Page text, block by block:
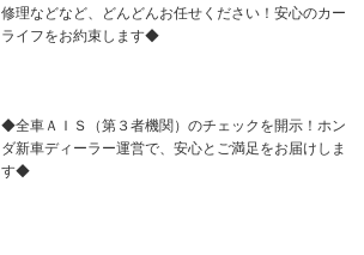
修理などなど、どんどんお任せください！安心のカー
ライフをお約束します◆
◆全車ＡＩＳ（第３者機関）のチェックを開示！ホン
ダ新車ディーラー運営で、安心とご満足をお届けしま
す◆